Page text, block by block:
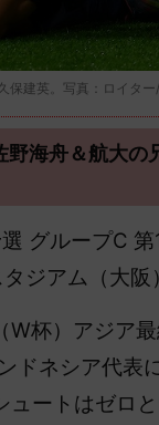
保建英。写真：ロイター
海舟＆航大
グループC
ジアム（大阪）
杯）アジア
ドネシア代
ュートはゼロ